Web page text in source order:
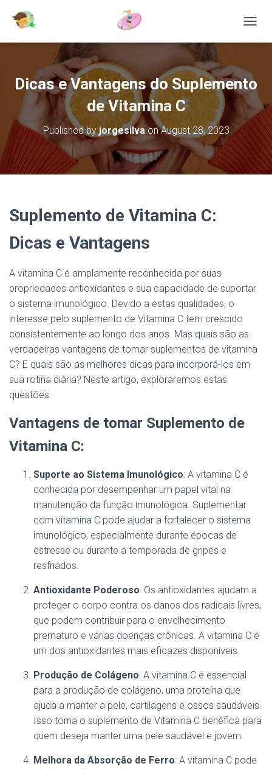
O
L
E
A
V
I
G
A
T
Dicas e Vantagens do Suplemento
de Vitamina C
Published byjorgesilvaonAugust 28, 2023
Suplemento de Vitamina C:
Dicas e Vantagens
A vitamina C é amplamente reconhecida por suas
propriedades antioxidantes e sua capacidade de suportar
o sistema imunológico. Devido a estas qualidades, o
interesse pelo suplemento de Vitamina C tem crescido
consistentemente ao longo dos anos. Mas quais são as
verdadeiras vantagens de tomar suplementos de vitamina
C? E quais são as melhores dicas para incorporá-los em
sua rotina diária? Neste artigo, exploraremos estas
questões.
Vantagens de tomar Suplemento de
Vitamina C:
Suporte ao Sistema Imunológico: A vitamina C é
conhecida por desempenhar um papel vital na
manutenção da função imunológica. Suplementar
com vitamina C pode ajudar a fortalecer o sistema
imunológico, especialmente durante épocas de
estresse ou durante a temporada de gripes e
resfriados.
Antioxidante Poderoso: Os antioxidantes ajudam a
proteger o corpo contra os danos dos radicais livres,
que podem contribuir para o envelhecimento
prematuro e várias doenças crônicas. A vitamina C é
um dos antioxidantes mais eficazes disponíveis.
Produção de Colágeno: A vitamina C é essencial
para a produção de colágeno, uma proteína que
ajuda a manter a pele, cartilagens e ossos saudáveis.
Isso torna o suplemento de Vitamina C benéfica para
quem deseja manter uma pele saudável e jovem.
Melhora da Absorção de Ferro: A vitamina C pode